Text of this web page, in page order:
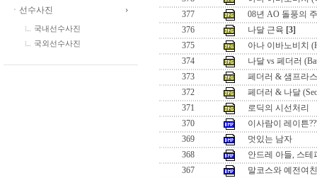
ㆍ선수사진
국내선수사진
국외선수사진
377
08년 AO 돌풍의
376
나달 근육 [3]
375
아나 이바노비치
374
나달 vs 페더러
373
페더러 & 샘프라
372
페더러 & 나달
371
로딕의 시선처리
370
이사람이 레이튼
369
멋있는 남자
368
안드레 아들, 스테
367
말코스와 예전여친